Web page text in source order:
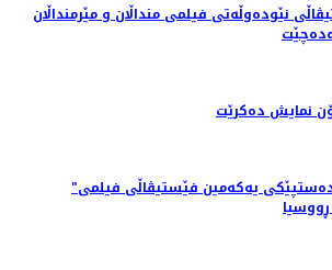
نێودەوڵەتی فیلمی منداڵان و مێرمنداڵان
نمایش دەکرێت
"کچانی خۆر" فیلمی ده‌ستپێکی یه‌که‌‌مین فێستیڤاڵی فیلمی